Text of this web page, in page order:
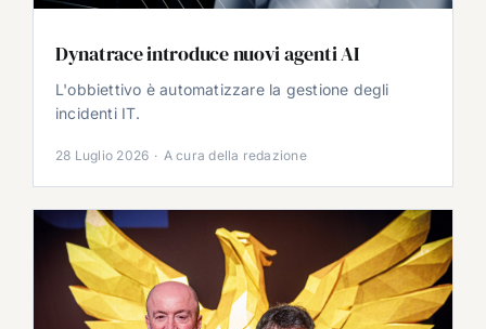
Dynatrace introduce nuovi agenti AI
L'obbiettivo è automatizzare la gestione degli
incidenti IT.
28 Luglio 2026 · A cura della redazione